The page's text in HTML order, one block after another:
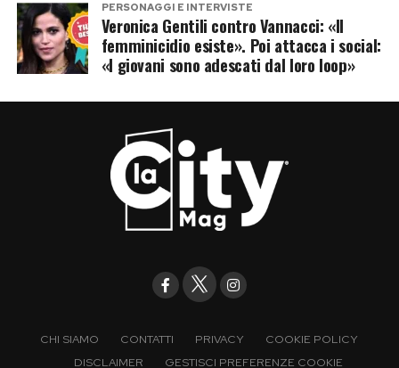
PERSONAGGI E INTERVISTE
Veronica Gentili contro Vannacci: «Il
femminicidio esiste». Poi attacca i social:
«I giovani sono adescati dal loro loop»
CHI SIAMO CONTATTI PRIVACY
COOKIE POLICY
DISCLAIMER
GESTISCI PREFERENZE COOKIE